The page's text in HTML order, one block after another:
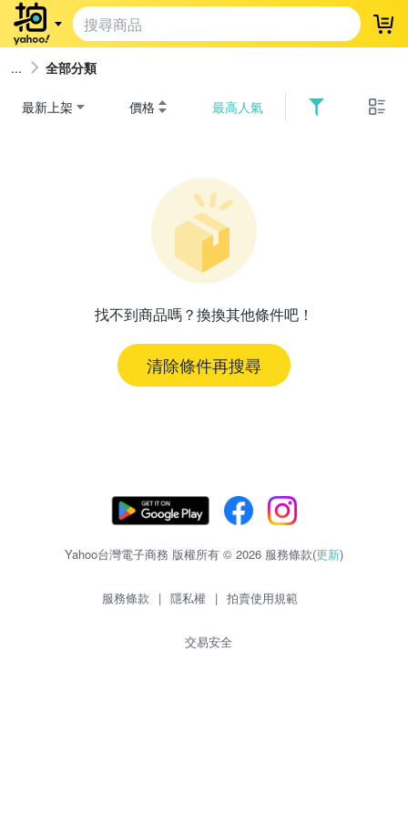
登
全部分類
最新上架 價格 最高人氣
找不到商品嗎？換換其他條件吧！
清除條件再搜尋
Yahoo台灣電子商務 版權所有 © 2026 服務條款(更新)
服務條款 | 隱私權 | 拍賣使用規範
交易安全